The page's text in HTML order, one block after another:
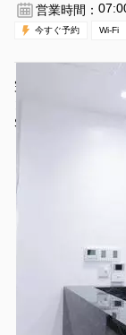
営業時間：
今すぐ予約 Wi-Fi
完全防音！外苑前
ン,クラス、ダンス
し！
SOUTH MINT